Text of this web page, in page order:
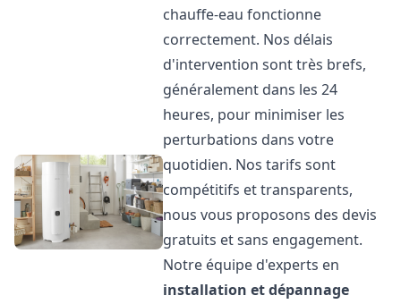
chauffe-eau fonctionne
correctement. Nos délais
d'intervention sont très brefs,
généralement dans les 24
heures, pour minimiser les
perturbations dans votre
quotidien. Nos tarifs sont
compétitifs et transparents,
nous vous proposons des devis
gratuits et sans engagement.
Notre équipe d'experts en
installation et dépannage